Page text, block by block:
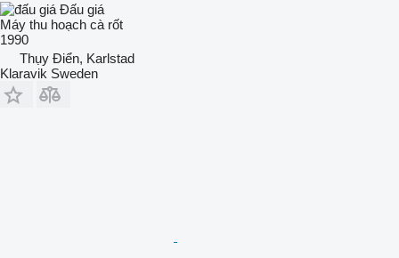
Đấu giá
Máy thu hoạch cà rốt
1990
Thụy Điển, Karlstad
Klaravik Sweden